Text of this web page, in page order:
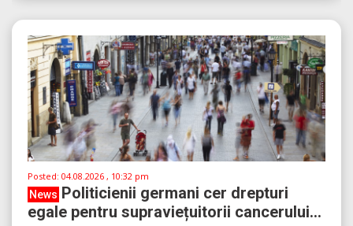
Posted: 04.08.2026 , 10:32 pm
News Politicienii germani cer drepturi
egale pentru supraviețuitorii cancerului...